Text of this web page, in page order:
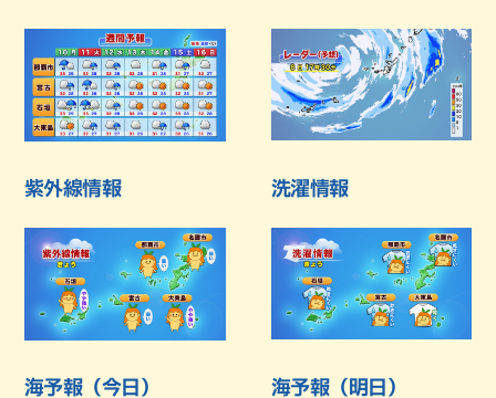
紫外線情報 洗濯情報
海予報（今日） 海予報（明日）